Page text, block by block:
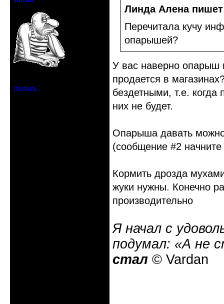
Профиль
Линда Алена
Перечитала кучу
опарышей?
У вас наверно опарыш
продается в
бездетными, т.е. когда
них не будет.
Опарыша давать
(сообщение #2
Кормить дрозда
жуки нужны. Конечно
производительно
Я начал с
подумал: «А не
стал © Vardan